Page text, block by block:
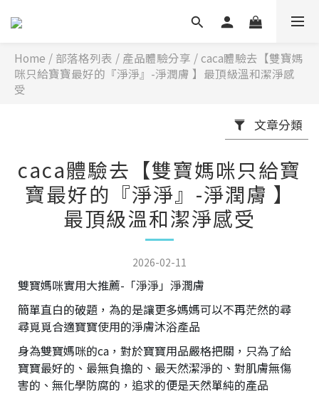
Home / 部落格列表 / 產品體驗分享 /caca體驗去【雙寶媽
咪只給寶寶最好的『淨淨』-淨潤膚 】最頂級溫和潔淨感
受
文章分類
caca體驗去【雙寶媽咪只給寶
寶最好的『淨淨』-淨潤膚 】
最頂級溫和潔淨感受
2026-02-11
雙寶媽咪實用大推薦-「淨淨」淨潤膚
簡單直白的破題，為的是讓更多媽媽可以不再茫然的尋
尋覓覓合適寶寶使用的淨膚沐浴產品
身為雙寶媽咪的ca，對於寶寶用品嚴格把關，只為了給
寶寶最好的、最無負擔的、最天然潔淨的、對肌膚無傷
害的、無化學防腐的，追求的便是天然單純的產品